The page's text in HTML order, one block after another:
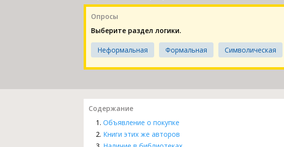
Опросы
Выберите раздел логики.
Неформальная Формальная Символическая
Содержание
Объявление о покупке
Книги этих же авторов